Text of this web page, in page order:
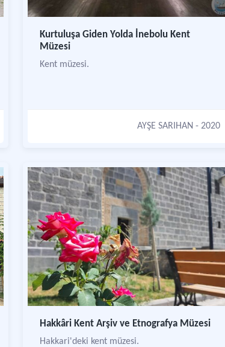
Kurtuluşa Giden Yolda İnebolu Kent
Müzesi
Kent müzesi.
AYŞE SARIHAN - 2020
Hakkâri Kent Arşiv ve Etnografya Müzesi
Hakkari'deki kent müzesi.